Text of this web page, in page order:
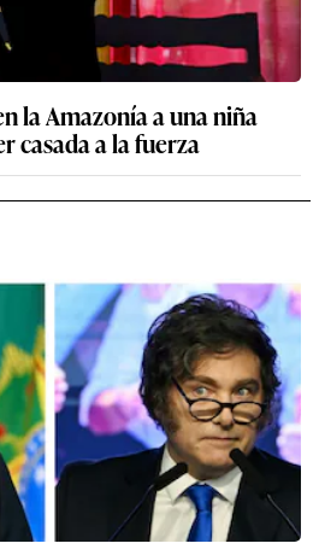
la Amazonía a una niña
casada a la fuerza